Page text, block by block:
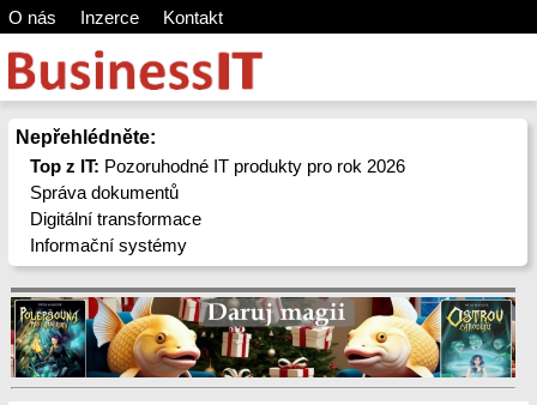
O nás Inzerce Kontakt
Nepřehlédněte:
Top z IT: Pozoruhodné IT produkty pro rok 2026
Správa dokumentů
Digitální transformace
Informační systémy